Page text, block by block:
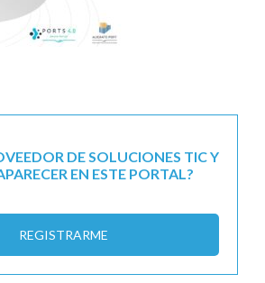
DE SOLUCIONES TIC Y
EN ESTE PORTAL?
REGISTRARME